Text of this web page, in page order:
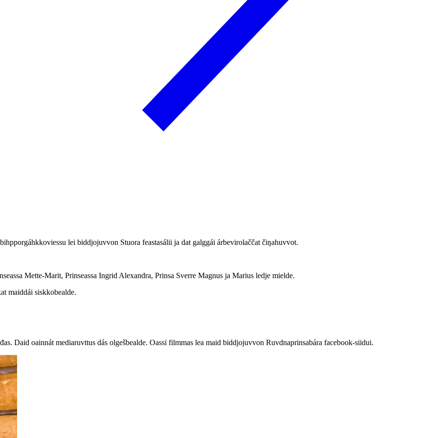
lei biddjojuvvon Stuora feastasálii ja dat galggái árbevirolaččat čiŋahuvvot.
Mette-Marit, Prinseassa Ingrid Alexandra, Prinsa Sverre Magnus ja Marius ledje mielde.
maiddái siskkobealde.
Daid oainnát mediaruvttus dás olgešbealde. Oassi filmmas lea maid biddjojuvvon Ruvdnaprinsabára facebook-siidui.